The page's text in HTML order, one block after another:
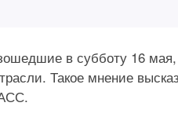
в субботу 16
Такое мнение